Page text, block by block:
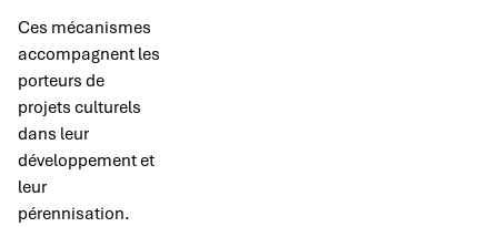
Ces mécanismes
accompagnent les
porteurs de
projets culturels
dans leur
développement et
leur
pérennisation.